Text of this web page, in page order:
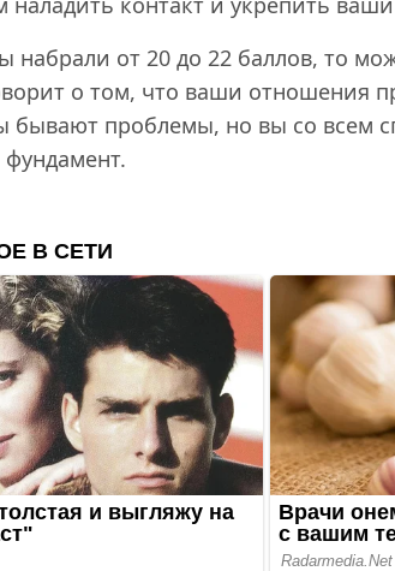
набрали от 20 до 22 баллов, то
о том, что ваши отношения
бывают проблемы, но вы со всем